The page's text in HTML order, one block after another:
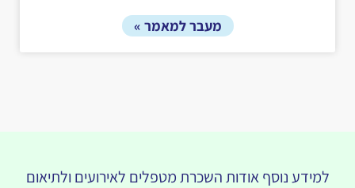
מעבר למאמר »
למידע נוסף אודות השכרת מטפלים לאירועים ולתיאום